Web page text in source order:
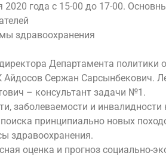
года с 15-00 до 17-00.
здравоохранения
Департамента
Сержан Сарсынбекович.
– консультант задачи №1.
заболеваемости и
принципиально новых
здравоохранения.
оценка и прогноз социально-